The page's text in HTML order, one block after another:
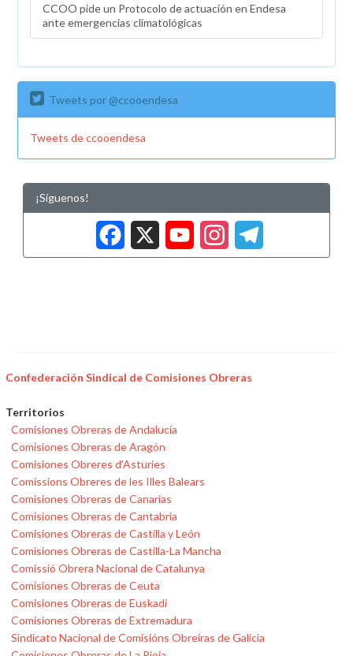
CCOO pide un Protocolo de actuación en Endesa
ante emergencias climatológicas
Tweets por @ccooendesa
Tweets de ccooendesa
¡Síguenos!
Facebook
X
Confederación Sindical de Comisiones Obreras
Territorios
Comisiones Obreras de Andalucía
Comisiones Obreras de Aragón
Comisiones Obreres d'Asturies
Comissions Obreres de les Illes Balears
Comisiones Obreras de Canarias
Comisiones Obreras de Cantabria
Comisiones Obreras de Castilla y León
Comisiones Obreras de Castilla-La Mancha
Comissió Obrera Nacional de Catalunya
Comisiones Obreras de Ceuta
Comisiones Obreras de Euskadi
Comisiones Obreras de Extremadura
Sindicato Nacional de Comisións Obreiras de Galicia